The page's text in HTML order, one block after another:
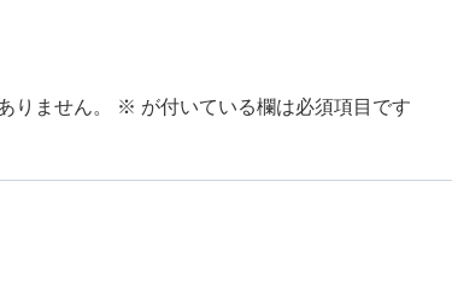
りません。 ※ が付いている欄は必須項目です